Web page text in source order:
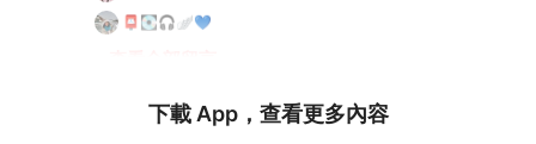
📝 曲目
2. 回郵 Re: (Inst.)
📮💽🎧🪽💙
下載 App，查看更多內容